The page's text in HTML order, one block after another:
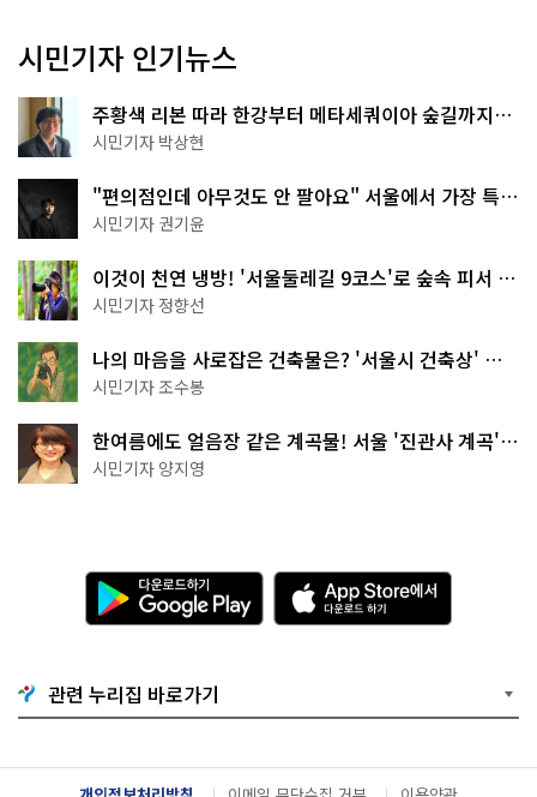
시민기자 인기뉴스
주황색 리본 따라 한강부터 메타세쿼이아 숲길까지…
서울둘레길 15코스
시민기자 박상현
"편의점인데 아무것도 안 팔아요" 서울에서 가장 특별
한 편의점의 정체
시민기자 권기윤
이것이 천연 냉방! '서울둘레길 9코스'로 숲속 피서 떠
나볼까
시민기자 정향선
나의 마음을 사로잡은 건축물은? '서울시 건축상' 수
상작 공개!
시민기자 조수봉
한여름에도 얼음장 같은 계곡물! 서울 '진관사 계곡'이
천국이네~
시민기자 양지영
다
운
로
기
G
o
g
l
A
p
p
e
서
다
관련 누리집 바로가기